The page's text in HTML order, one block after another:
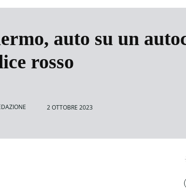
auto su un
rosso
2 OTTOBRE 2023